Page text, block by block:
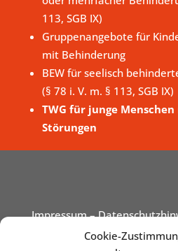
Cookie-
113, SGB IX)
Gruppenangebote für
mit Behinderung
BEW für seelisch
(§ 78 i. V. m. § 113, SGB IX)
TWG für junge
Störungen
Impressum–